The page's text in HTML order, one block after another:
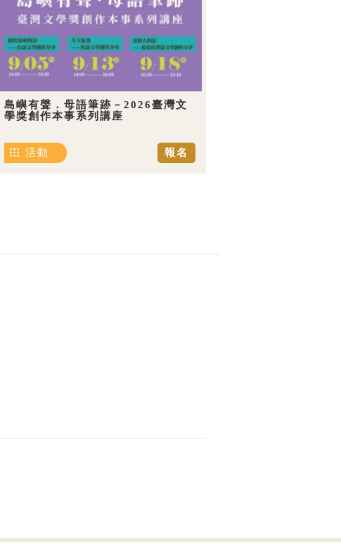
島嶼有聲．母語筆跡－2026臺灣文
學獎創作本事系列講座
報名
活動